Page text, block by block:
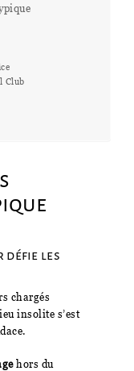
Club
défie les
chargés
insolite s’est
hors du